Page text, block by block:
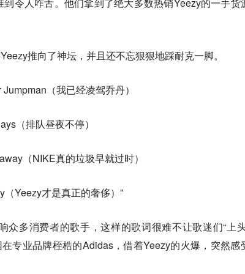
推向了神坛，并且还不忘狠狠地踩耐克一脚。
（我已经凌驾乔丹）
（排队昼夜不停）
（NIKE真的垃圾早就过时）
（Yeezy才是真正的奢侈）”
多消费者的歌手，这样的歌词很难不让歌迷们“上头
专业品牌桎梏的Adidas，借着Yeezy的火爆，突然感